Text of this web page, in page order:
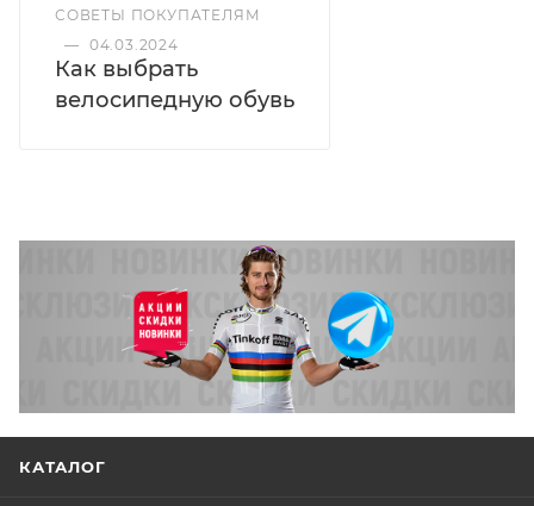
СОВЕТЫ ПОКУПАТЕЛЯМ
— 04.03.2024
Как выбрать
велосипедную обувь
КАТАЛОГ